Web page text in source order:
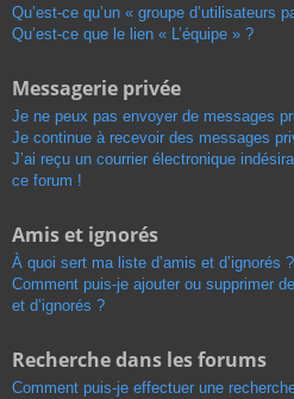
Qu’est-ce qu’un « groupe d’utilisateurs
Qu’est-ce que le lien « L’équipe » ?
Messagerie privée
Je ne peux pas envoyer de messages
Je continue à recevoir des messages
J’ai reçu un courrier électronique
ce forum !
Amis et ignorés
À quoi sert ma liste d’amis et d’ignorés ?
Comment puis-je ajouter ou supprimer
et d’ignorés ?
Recherche dans les forums
Comment puis-je effectuer une